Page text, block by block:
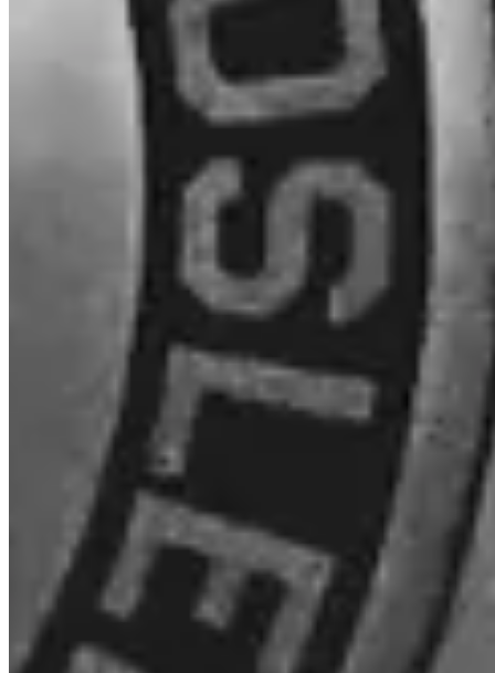
Chi custodisce il mio Bitcoin?
Quali commissioni applica Invity?